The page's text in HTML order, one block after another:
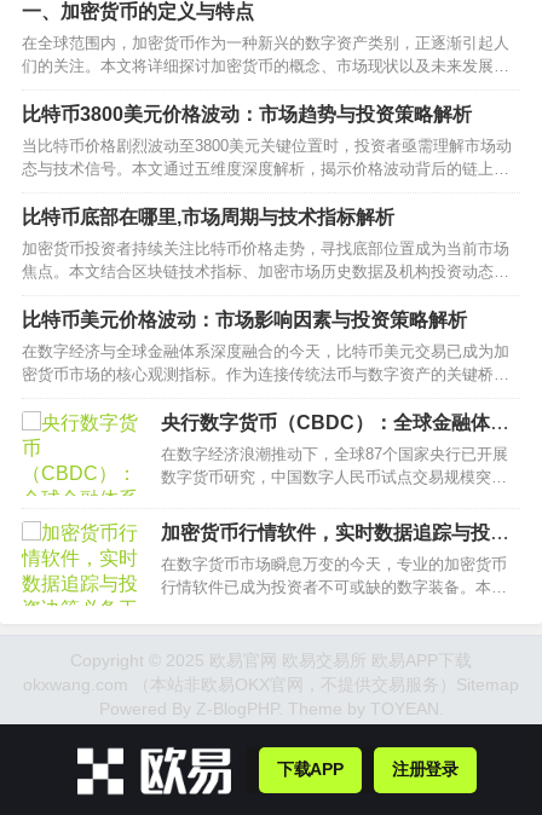
一、加密货币的定义与特点
在全球范围内，加密货币作为一种新兴的数字资产类别，正逐渐引起人
们的关注。本文将详细探讨加密货币的概念、市场现状以及未来发展趋
势。…
比特币3800美元价格波动：市场趋势与投资策略解析
当比特币价格剧烈波动至3800美元关键位置时，投资者亟需理解市场动
态与技术信号。本文通过五维度深度解析，揭示价格波动背后的链上数
据、机构持仓变化与宏观经济联动，为数字资产投资者提供可落地的决
策框架。…
比特币底部在哪里,市场周期与技术指标解析
加密货币投资者持续关注比特币价格走势，寻找底部位置成为当前市场
焦点。本文结合区块链技术指标、加密市场历史数据及机构投资动态，
深入解析比特币价格预测方法论，为投资者研判市场周期提供专业视
角。…
比特币美元价格波动：市场影响因素与投资策略解析
在数字经济与全球金融体系深度融合的今天，比特币美元交易已成为加
密货币市场的核心观测指标。作为连接传统法币与数字资产的关键桥
梁，BTC/USD汇率波动不仅反映市场供需变化，更折射出宏观经济政策
与技术创新间的复杂博弈。本文将深入解析比特币与美元互动的六大核
心维度，为投资者提供系统化的市场认知框架。…
央行数字货币（CBDC）：全球金融体系
变革与未来货币形态
在数字经济浪潮推动下，全球87个国家央行已开展
数字货币研究，中国数字人民币试点交易规模突破
（CBDC）的技术架构、政策影响及实践案例，揭示
这场货币革命如何重构支付体系、货币政策与金融
主权。…
加密货币行情软件，实时数据追踪与投资
决策必备工具
在数字货币市场瞬息万变的今天，专业的加密货币
行情软件已成为投资者不可或缺的数字装备。本文
能，并揭示如何通过智能预警系统把握市场先机。
…
Copyright © 2025 欧易官网 欧易交易所 欧易APP下载
okxwang.com （本站非欧易OKX官网，不提供交易服务） Sitemap
Powered By Z-BlogPHP. Theme by TOYEAN
下载APP 注册登录